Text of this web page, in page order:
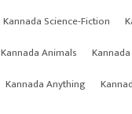
Kannada Science-Fiction
Kannada Animals
Kannada Anything